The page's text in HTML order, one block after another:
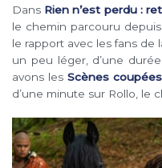
Dans Rien n’est perdu :
le chemin parcouru
le rapport avec les fans de
un peu léger, d’une
avons les Scènes
d’une minute sur Rollo, le